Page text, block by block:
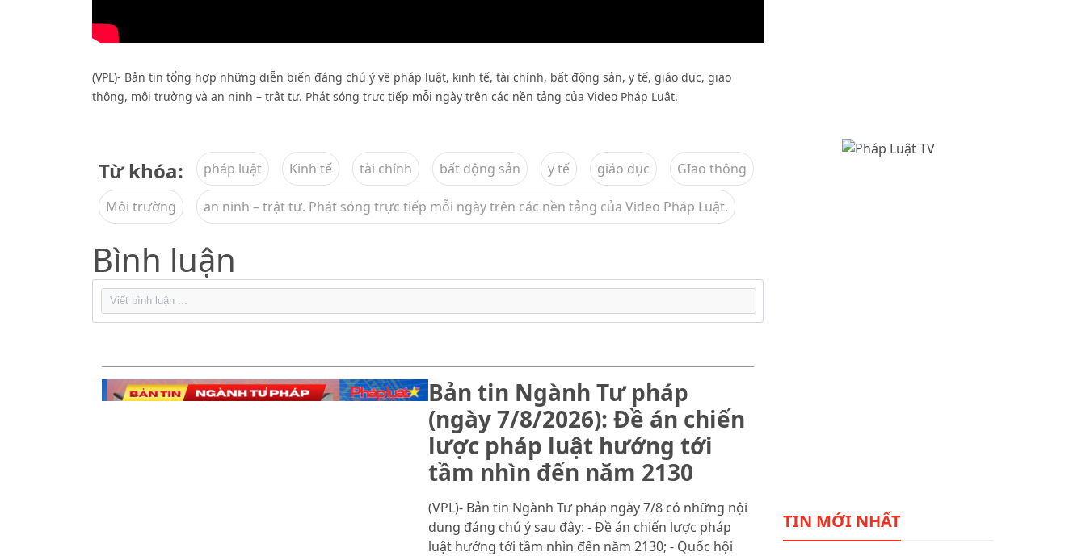
(VPL)- Bản tin tổng hợp những diễn biến đáng chú ý về pháp luật, kinh tế, tài chính, bất động sản, y tế, giáo dục, giao
thông, môi trường và an ninh – trật tự. Phát sóng trực tiếp mỗi ngày trên các nền tảng của Video Pháp Luật.
Từ khóa: pháp luật Kinh tế tài chính bất động sản y tế giáo dục GIao thông
Môi trường an ninh – trật tự. Phát sóng trực tiếp mỗi ngày trên các nền tảng của Video Pháp Luật.
Bình luận
Bản tin Ngành Tư pháp
(ngày 7/8/2026): Đề án chiến
lược pháp luật hướng tới
tầm nhìn đến năm 2130
(VPL)- Bản tin Ngành Tư pháp ngày 7/8 có những nội
dung đáng chú ý sau đây: - Đề án chiến lược pháp
luật hướng tới tầm nhìn đến năm 2130; - Quốc hội
TIN MỚI NHẤT